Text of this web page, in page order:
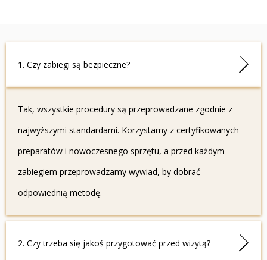
1. Czy zabiegi są bezpieczne?
Tak, wszystkie procedury są przeprowadzane zgodnie z
najwyższymi standardami. Korzystamy z certyfikowanych
preparatów i nowoczesnego sprzętu, a przed każdym
zabiegiem przeprowadzamy wywiad, by dobrać
odpowiednią metodę.
2. Czy trzeba się jakoś przygotować przed wizytą?